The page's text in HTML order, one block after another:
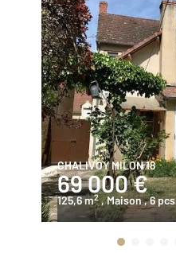
CHALIVOY MILON 18
69 000 €
125,6 m2 , Maison, 6 pcs